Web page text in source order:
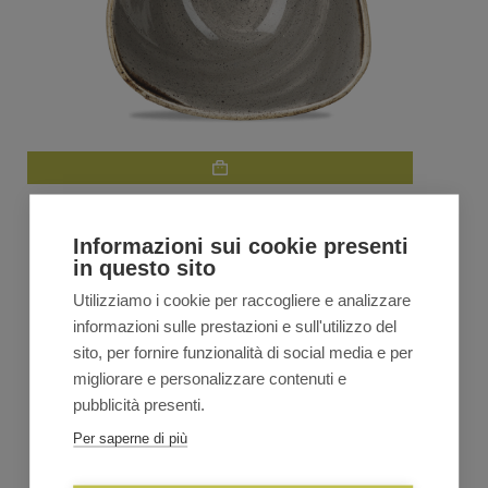
€ 23,50
Il
originale
era:
€23,50.
€ 20,00 Il
attuale
€20,00.
VEDI TUTTA LA LINEA
Informazioni sui cookie presenti
in questo sito
Utilizziamo i cookie per raccogliere e analizzare
informazioni sulle prestazioni e sull'utilizzo del
sito, per fornire funzionalità di social media e per
migliorare e personalizzare contenuti e
pubblicità presenti.
Per saperne di più